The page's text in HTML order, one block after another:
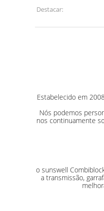
Destacar:
Estabelecido em
Nós podemos
nos continuamente
o sunswell
a transmissão,